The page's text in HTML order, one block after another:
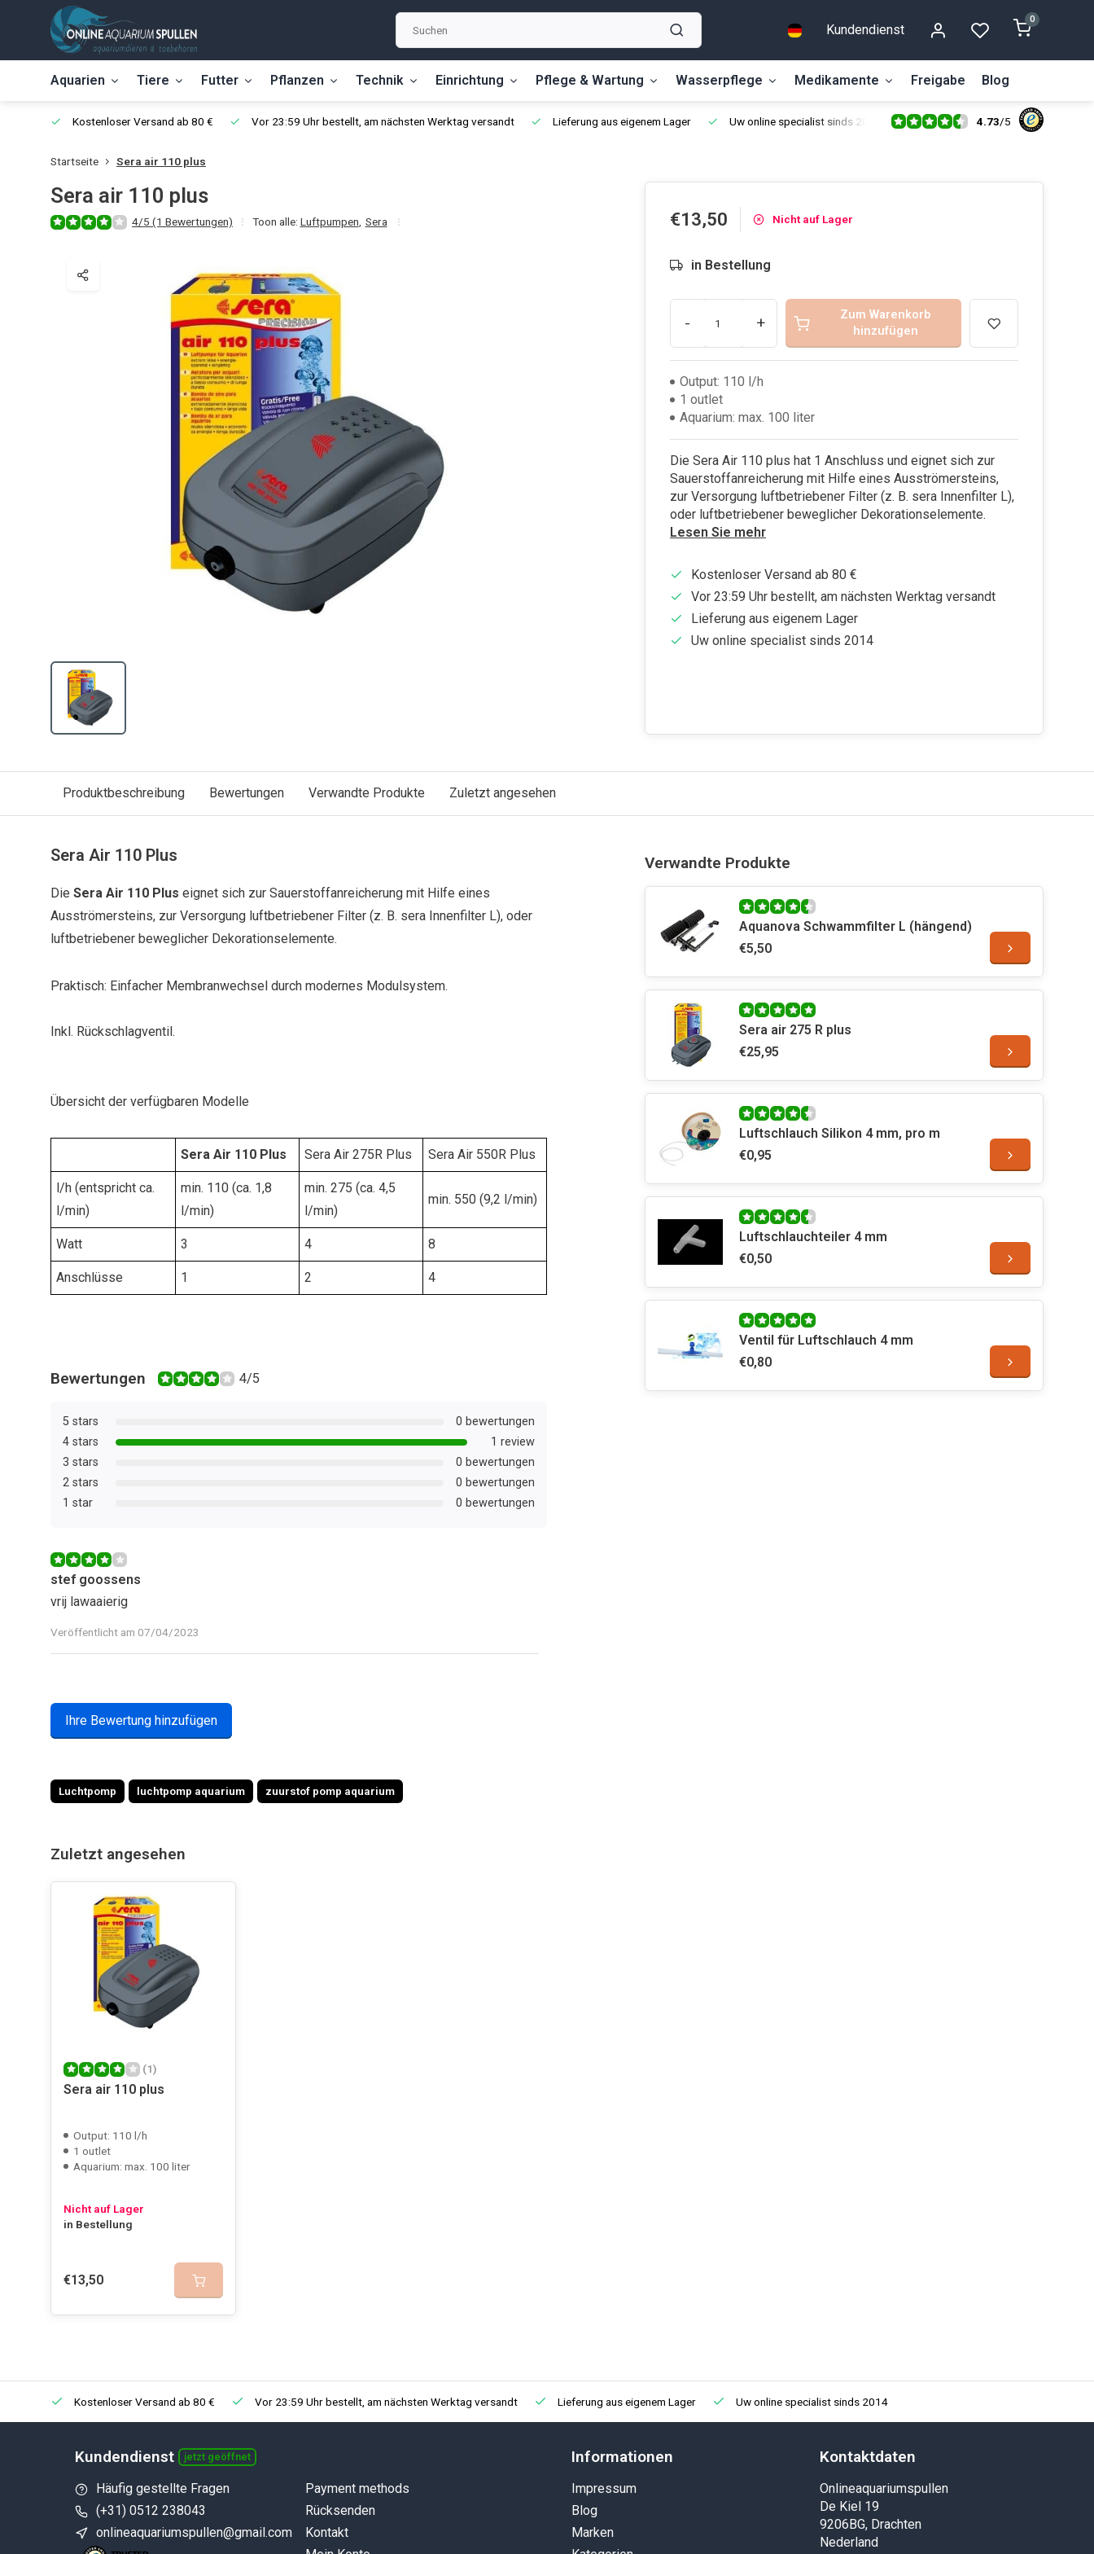
Kundendienst
0
Aquarien Tiere Futter Pflanzen Technik Einrichtung Pflege & Wartung Wasserpflege Medikamente Freigabe Blog
Kostenloser Versand ab 80 € Vor 23:59 Uhr bestellt, am nächsten Werktag versandt Lieferung aus eigenem Lager Uw online specialist sinds 2014 4.73/5
Startseite Sera air 110 plus
Sera air 110 plus
4/5 (1 Bewertungen) Toon alle: Luftpumpen Sera €13,50 Nicht auf Lager
in Bestellung
- +
Zum Warenkorb
hinzufügen
Output: 110 l/h
1 outlet
Aquarium: max. 100 liter
Die Sera Air 110 plus hat 1 Anschluss und eignet sich zur
Sauerstoffanreicherung mit Hilfe eines Ausströmersteins,
zur Versorgung luftbetriebener Filter (z. B. sera Innenfilter L),
oder luftbetriebener beweglicher Dekorationselemente.
Lesen Sie mehr
Kostenloser Versand ab 80 €
Vor 23:59 Uhr bestellt, am nächsten Werktag versandt
Lieferung aus eigenem Lager
Uw online specialist sinds 2014
Produktbeschreibung Bewertungen Verwandte Produkte Zuletzt angesehen
Sera Air 110 Plus
Die Sera Air 110 Plus eignet sich zur Sauerstoffanreicherung mit Hilfe eines
Ausströmersteins, zur Versorgung luftbetriebener Filter (z. B. sera Innenfilter L), oder
luftbetriebener beweglicher Dekorationselemente.
Praktisch: Einfacher Membranwechsel durch modernes Modulsystem.
Inkl. Rückschlagventil.
Übersicht der verfügbaren Modelle
Sera Air 110 Plus Sera Air 275R Plus Sera Air 550R Plus
l/h (entspricht ca.
l/min)
min. 110 (ca. 1,8
l/min)
min. 275 (ca. 4,5
l/min)
min. 550 (9,2 l/min)
Watt 3 4 8
Anschlüsse 1 2 4
Bewertungen 4/5
5 stars
0 bewertungen
4 stars
1 review
3 stars
0 bewertungen
2 stars
0 bewertungen
1 star
0 bewertungen
stef goossens
vrij lawaaierig
Veröffentlicht am 07/04/2023
Ihre Bewertung hinzufügen
Luchtpomp luchtpomp aquarium zuurstof pomp aquarium
Verwandte Produkte
Aquanova Schwammfilter L (hängend)
€5,50
Sera air 275 R plus
€25,95
Luftschlauch Silikon 4 mm, pro m
€0,95
Luftschlauchteiler 4 mm
€0,50
Ventil für Luftschlauch 4 mm
€0,80
Zuletzt angesehen
(1)
Sera air 110 plus
Output: 110 l/h
1 outlet
Aquarium: max. 100 liter
Nicht auf Lager
in Bestellung
€13,50
Kostenloser Versand ab 80 € Vor 23:59 Uhr bestellt, am nächsten Werktag versandt Lieferung aus eigenem Lager Uw online specialist sinds 2014
Kundendienst jetzt geöffnet
Häufig gestellte Fragen
(+31) 0512 238043
onlineaquariumspullen@gmail.com
Payment methods
Rücksenden
Kontakt
Informationen
Impressum
Blog
Marken
Kontaktdaten
Onlineaquariumspullen
De Kiel 19
9206BG, Drachten
Nederland